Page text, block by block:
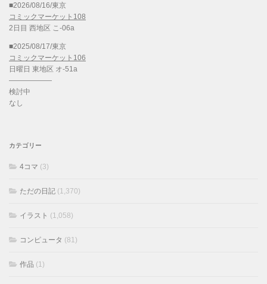
■2026/08/16/東京
コミックマーケット108
2日目 西地区 こ-06a
■2025/08/17/東京
コミックマーケット106
日曜日 東地区 オ-51a
——————
検討中
なし
カテゴリー
4コマ (3)
ただの日記 (1,370)
イラスト (1,058)
コンピュータ (81)
作品 (1)